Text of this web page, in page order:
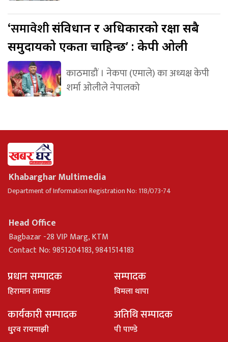
‘समावेशीसंविधान र अधिकारको रक्षा सबै
समुदायको एकता चाहिन्छ’ : केपी ओली
काठमाडौं । नेकपा (एमाले) का अध्यक्ष केपी
शर्मा ओलीले नेपालको
Khabarghar Multimedia
Department of Information Registration No: 118/073-74
Head Office
Bagbazar -28 VIP Marg, KTM
Contact No: 9851204183, 9841514183
प्रधान सम्पादक
हिरामान तामाङ
सम्पादक
विमला थापा
कार्यकारी सम्पादक
धु्रव रायमाझी
अतिथि सम्पादक
पी पाण्डे